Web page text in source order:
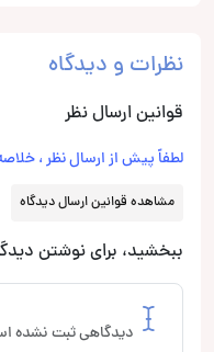
نظرات و دیدگاه
قوانین ارسال نظر
لطفاً پیش از ارسال نظر ،
مشاهده قوانین ارسال دیدگاه
ببخشید، برای نوشتن
دیدگاهی ثبت نشده